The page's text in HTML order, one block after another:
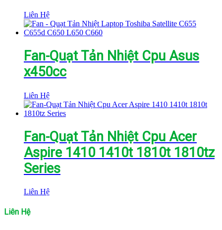
Liên Hệ
Fan-Quạt Tản Nhiệt Cpu Asus
x450cc
Liên Hệ
Fan-Quạt Tản Nhiệt Cpu Acer
Aspire 1410 1410t 1810t 1810tz
Series
Liên Hệ
Liên Hệ